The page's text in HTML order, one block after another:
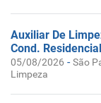
Auxiliar De
Cond.
05/08/2026 -São
Limpeza